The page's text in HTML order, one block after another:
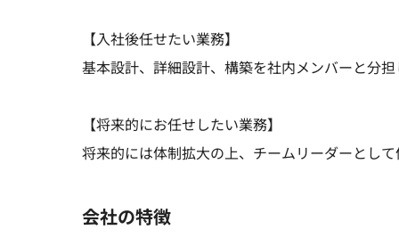
【入社後任せたい業務】
基本設計、詳細設計、構築を社内メンバーと分
【将来的にお任せしたい業務】
将来的には体制拡大の上、チームリーダーとし
会社の特徴